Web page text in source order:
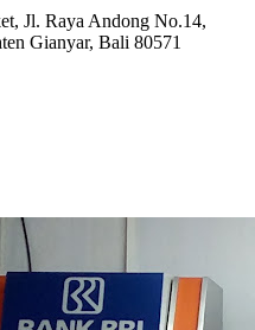
Jl. Raya Andong No.14,
Gianyar, Bali 80571